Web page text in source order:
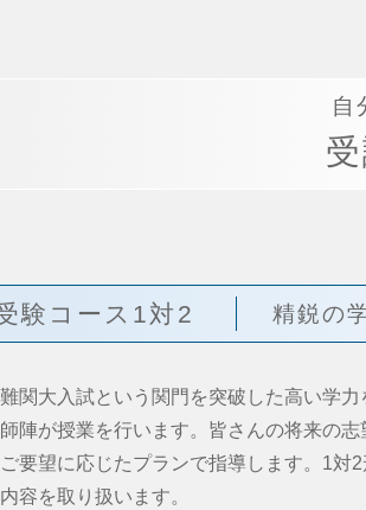
自
験コース1対2 精鋭の
関大入試という関門を突破した高い学
陣が授業を行います。皆さんの将来の
要望に応じたプランで指導します。1対
容を取り扱います。